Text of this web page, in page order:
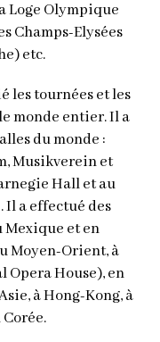
Loge Olympique
Champs-Elysées
etc.
les tournées et les
monde entier. Il a
du monde :
Musikverein et
Hall et au
Il a effectué des
Mexique et en
Moyen-Orient, à
Opera House), en
à Hong-Kong, à
Corée.